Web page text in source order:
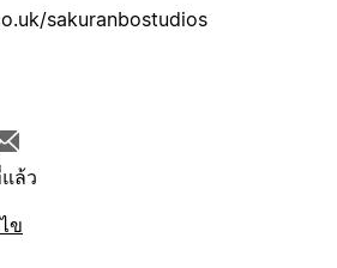
sakuranbostudios
ล้ว
ข